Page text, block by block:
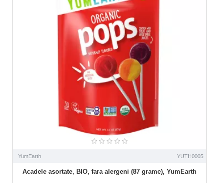
YumEarth YUTH0005
Acadele asortate, BIO, fara alergeni (87 grame), YumEarth